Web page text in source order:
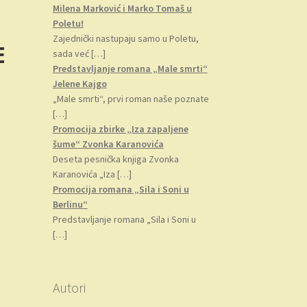
Milena Marković i Marko Tomaš u
Poletu!
Zajednički nastupaju samo u Poletu,
sada već[…]
Predstavljanje romana „Male smrti“
Jelene Kajgo
„Male smrti“, prvi roman naše poznate
[…]
Promocija zbirke „Iza zapaljene
šume“ Zvonka Karanovića
Deseta pesnička knjiga Zvonka
Karanovića „Iza […]
Promocija romana „Sila i Soni u
Berlinu“
Predstavljanje romana „Sila i Soni u
[…]
Autori